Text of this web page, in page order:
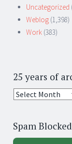
Uncategorized
Weblog (1,398)
Work (383)
25 years of
25
archive
Spam Blocked